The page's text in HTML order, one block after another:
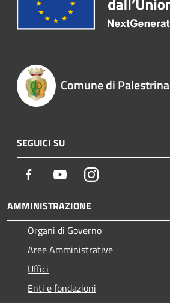
Comune di Palestrina
SEGUICI SU
Facebook YoutubeInstagram
AMMINISTRAZIONE
Organi di Governo
Aree Amministrative
Uffici
Enti e fondazioni